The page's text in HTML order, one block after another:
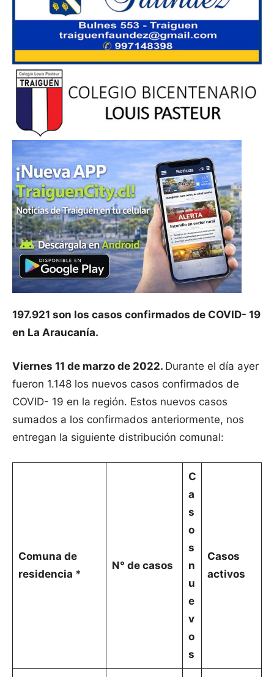
197.921 son los casos confirmados de COVID- 19
en La Araucanía.
Viernes 11 de marzo de 2022. Durante el día ayer
fueron 1.148 los nuevos casos confirmados de
COVID- 19 en la región. Estos nuevos casos
sumados a los confirmados anteriormente, nos
entregan la siguiente distribución comunal:
Comuna de
residencia *
N° de casos
C
a
s
o
s
n
u
e
v
o
s
Casos
activos